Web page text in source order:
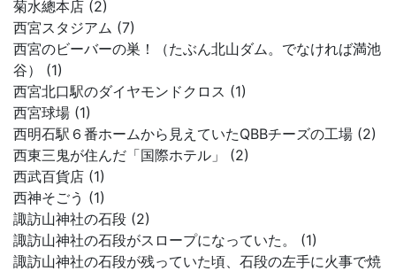
菊水總本店 (2)
西宮スタジアム (7)
西宮のビーバーの巣！（たぶん北山ダム。でなければ満池
谷） (1)
西宮北口駅のダイヤモンドクロス (1)
西宮球場 (1)
西明石駅６番ホームから見えていたQBBチーズの工場 (2)
西東三鬼が住んだ「国際ホテル」 (2)
西武百貨店 (1)
西神そごう (1)
諏訪山神社の石段 (2)
諏訪山神社の石段がスロープになっていた。 (1)
諏訪山神社の石段が残っていた頃、石段の左手に火事で焼